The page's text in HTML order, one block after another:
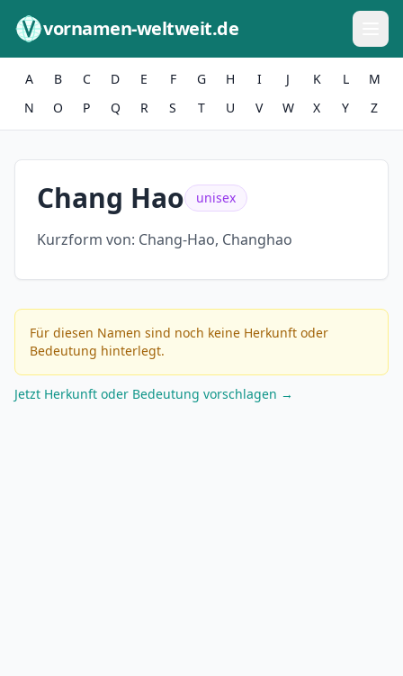
vornamen-weltweit.de
A B C D E F G H I J K L
M
N
O P Q R S T U V W X Y Z
Chang Hao unisex
Kurzform von: Chang-Hao, Changhao
Für diesen Namen sind noch keine Herkunft oder
Bedeutung hinterlegt.
Jetzt Herkunft oder Bedeutung vorschlagen →